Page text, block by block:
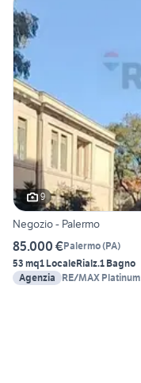
9
Negozio - Palermo
85.000 €Palermo(PA)
53 mq1 LocaleRialz.1 Bagno
Agenzia